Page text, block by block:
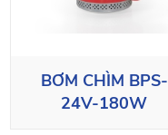
BƠM CHÌM BPS-
24V-180W